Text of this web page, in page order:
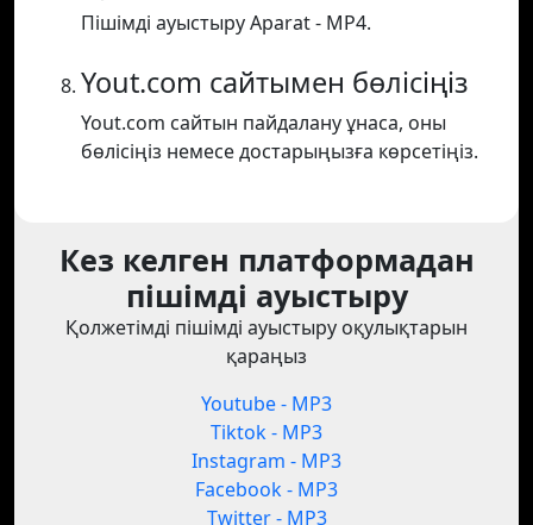
Пішімді ауыстыру Aparat - MP4.
Yout.com сайтымен бөлісіңіз
Yout.com сайтын пайдалану ұнаса, оны
бөлісіңіз немесе достарыңызға көрсетіңіз.
Кез келген платформадан
пішімді ауыстыру
Қолжетімді пішімді ауыстыру оқулықтарын
қараңыз
Youtube - MP3
Tiktok - MP3
Instagram - MP3
Facebook - MP3
Twitter - MP3